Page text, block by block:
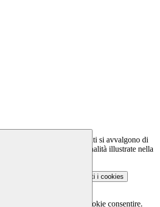
terzi da questo utilizzati si avvalgono di
ed utili alle finalità illustrate nella
Accetta tutti i cookies
è possibile scegliere quali cookie consentire.